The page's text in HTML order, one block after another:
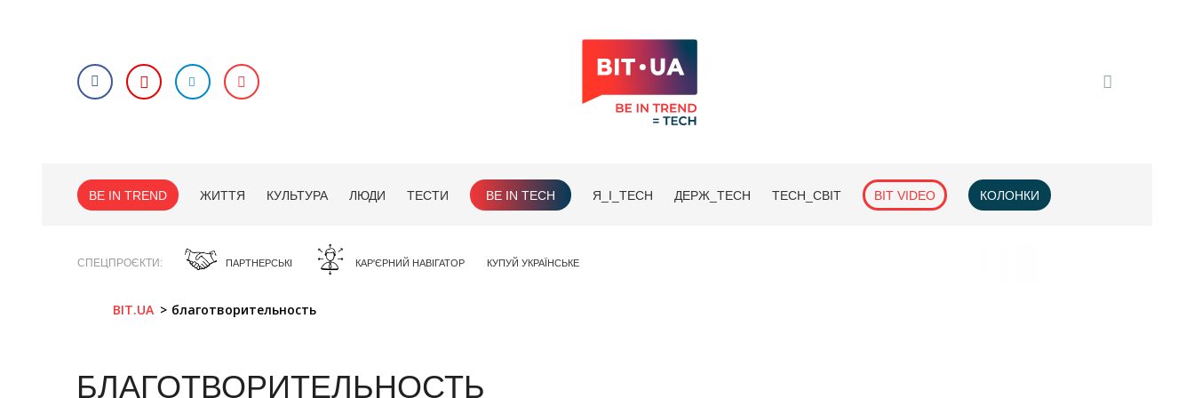
BE IN TREND ЖИТТЯ КУЛЬТУРА ЛЮДИ ТЕСТИ BE IN TECH Я_І_TECH ДЕРЖ_TECH TECH_СВІТ BIT VIDEO КОЛОНКИ
СПЕЦПРОЄКТИ ПАРТНЕРСЬКІ КАР'ЄРНИЙ НАВІГАТОР КУПУЙ УКРАЇНСЬКЕ
BIT.UA благотворительность
БЛАГОТВОРИТЕЛЬНОСТЬ